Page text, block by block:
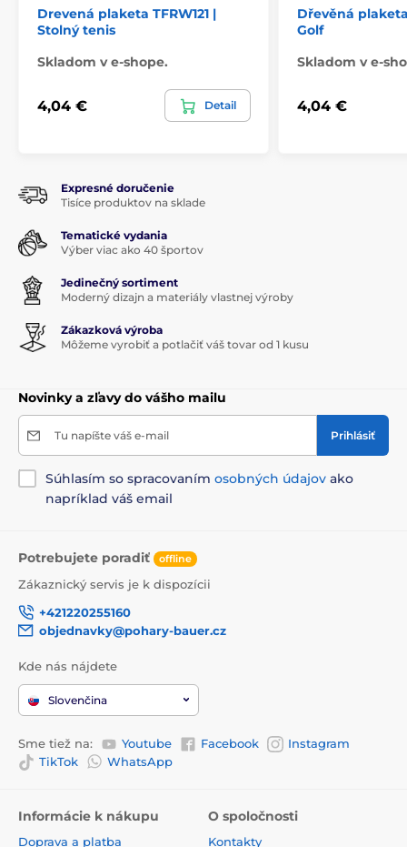
Drevená plaketa TFRW121 |
Stolný tenis
Skladom v e-shope.
4,04 € Detail
Dřevěná
Golf
Skladom v e-
4,04 €
Expresné doručenie
Tisíce produktov na sklade
Tematické vydania
Výber viac ako 40 športov
Jedinečný sortiment
Moderný dizajn a materiály vlastnej výroby
Zákazková výroba
Môžeme vyrobiť a potlačiť váš tovar od 1 kusu
Novinky a zľavy do vášho mailu
Tu napíšte váš e-mail Prihlásiť
Súhlasím so spracovaním osobných údajov ako
napríklad váš email
Potrebujete poradiť offline
Zákaznický servis je k dispozícii
+421220255160
objednavky@pohary-bauer.cz
Kde nás nájdete
Slovenčina
Sme tiež na: Youtube Facebook
Instagram
TikTok
WhatsApp
Informácie k nákupu
Doprava a platba
O spoločnosti
Kontakty